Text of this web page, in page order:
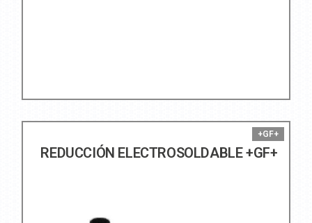
REDUCCIÓN ELECTROSOLDABLE +GF+
+GF+